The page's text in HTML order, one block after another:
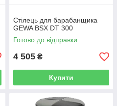
Стілець для барабанщика
GEWA BSX DT 300
Готово до відправки
4 505 ₴
Купити